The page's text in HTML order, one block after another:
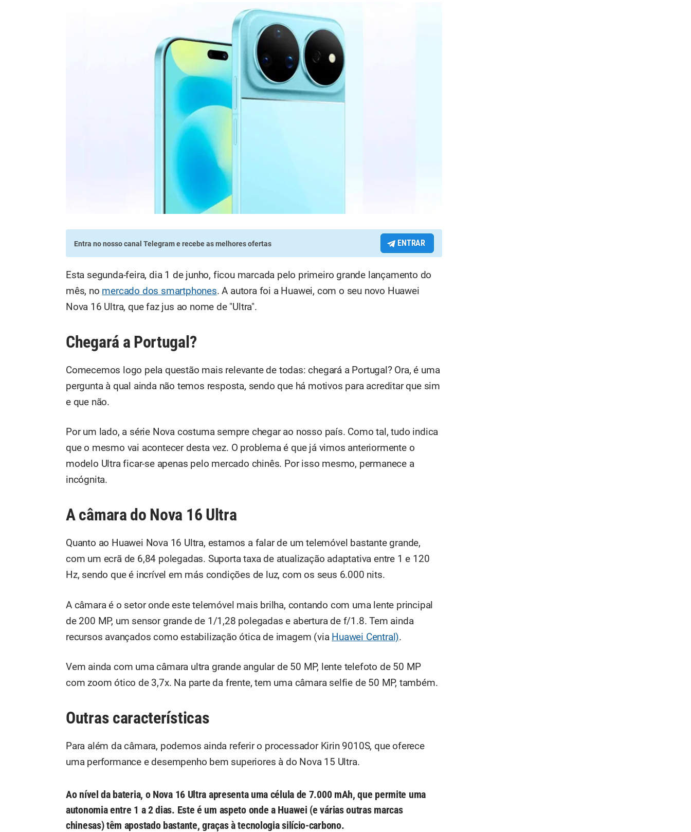
Entra no nosso canal Telegrame recebe as melhores ofertas ENTRAR
Esta segunda-feira, dia 1 de junho, ficou marcada pelo primeiro grande lançamento do
mês, no mercado dos smartphones. A autora foi a Huawei, com o seu novo Huawei
Nova 16 Ultra, que faz jus ao nome de "Ultra".
Chegará a Portugal?
Comecemos logo pela questão mais relevante de todas: chegará a Portugal? Ora, é uma
pergunta à qual ainda não temos resposta, sendo que há motivos para acreditar que sim
e que não.
Por um lado, a série Nova costuma sempre chegar ao nosso país. Como tal, tudo indica
que o mesmo vai acontecer desta vez. O problema é que já vimos anteriormente o
modelo Ultra ficar-se apenas pelo mercado chinês. Por isso mesmo, permanece a
incógnita.
A câmara do Nova 16 Ultra
Quanto ao Huawei Nova 16 Ultra, estamos a falar de um telemóvel bastante grande,
com um ecrã de 6,84 polegadas. Suporta taxa de atualização adaptativa entre 1 e 120
Hz, sendo que é incrível em más condições de luz, com os seus 6.000 nits.
A câmara é o setor onde este telemóvel mais brilha, contando com uma lente principal
de 200 MP, um sensor grande de 1/1,28 polegadas e abertura de f/1.8. Tem ainda
recursos avançados como estabilização ótica de imagem (via Huawei Central).
Vem ainda com uma câmara ultra grande angular de 50 MP, lente telefoto de 50 MP
com zoom ótico de 3,7x. Na parte da frente, tem uma câmara selfie de 50 MP, também.
Outras características
Para além da câmara, podemos ainda referir o processador Kirin 9010S, que oferece
uma performance e desempenho bem superiores à do Nova 15 Ultra.
Ao nível da bateria, o Nova 16 Ultra apresenta uma célula de 7.000 mAh, que permite uma
autonomia entre 1 a 2 dias. Este é um aspeto onde a Huawei (e várias outras marcas
chinesas) têm apostado bastante, graças à tecnologia silício-carbono.